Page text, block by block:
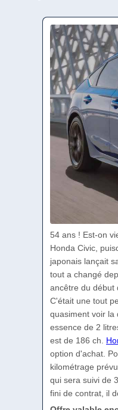
54 ans ! Est-on
Honda Civic,
japonais lançait
tout a changé
ancêtre du début
C'était une tout
quasiment voir la
essence de 2
est de 186 ch.
option d'achat.
kilométrage
qui sera suivi de
fini de contrat, il